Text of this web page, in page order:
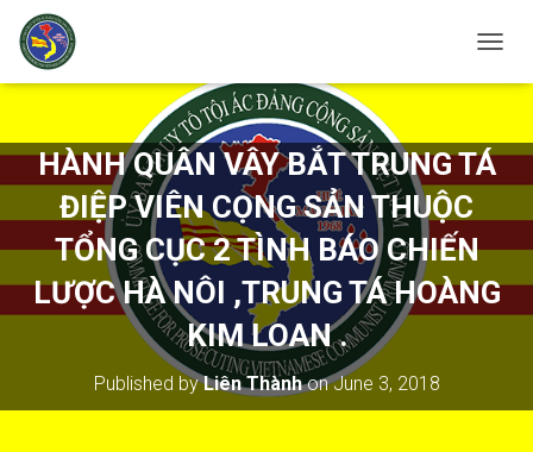
O
L
E
A
G
A
HÀNH QUÂN VÂY BẮT TRUNG TÁ
ĐIỆP VIÊN CỌNG SẢN THUỘC
TỔNG CỤC 2 TÌNH BÁO CHIẾN
LƯỢC HÀ NÔI ,TRUNG TÁ HOÀNG
KIM LOAN .
Published byLiên ThànhonJune 3, 2018